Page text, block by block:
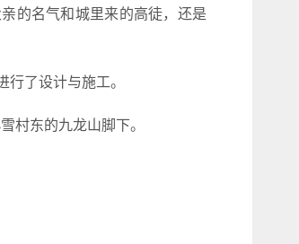
的名气和城里来的高徒，还是
了设计与施工。
村东的九龙山脚下。